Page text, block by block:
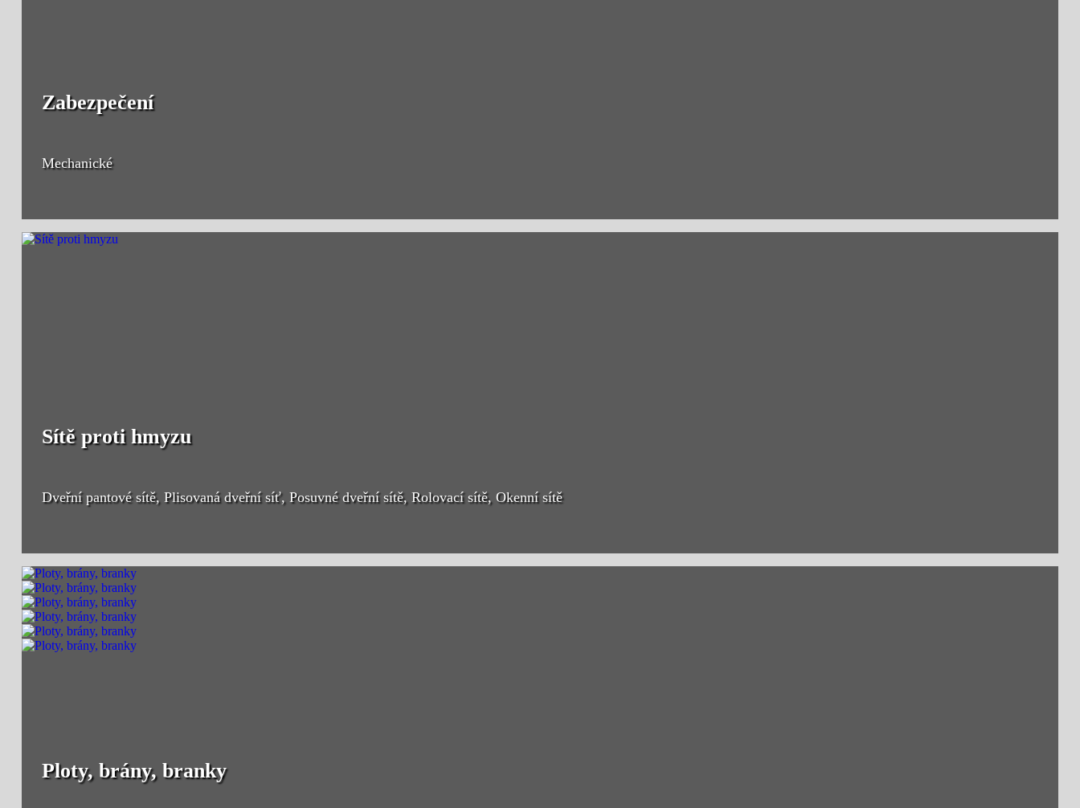
Zabezpečení
Mechanické
Sítě proti hmyzu
Dveřní pantové sítě, Plisovaná dveřní síť, Posuvné dveřní sítě, Rolovací sítě, Okenní sítě
Ploty, brány, branky